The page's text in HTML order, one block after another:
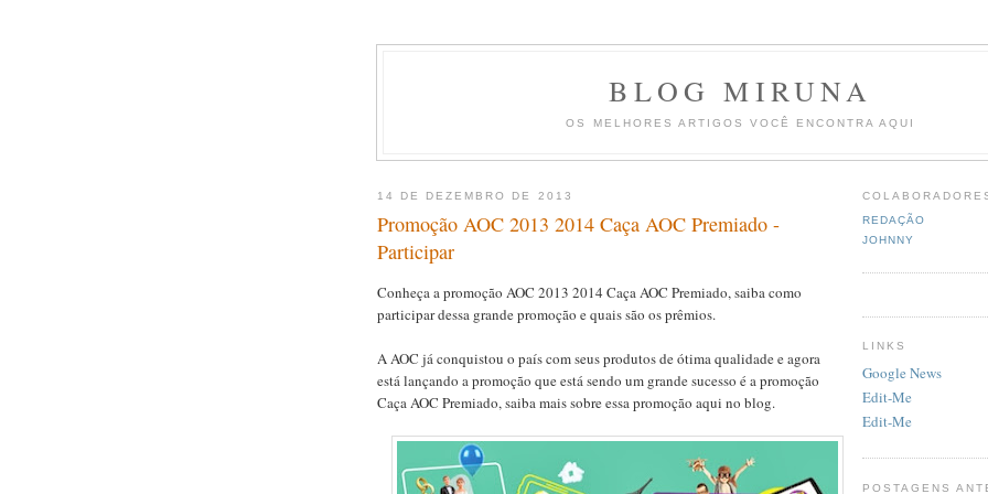
BLOG MIRUNA
OS MELHORES ARTIGOS VOCÊ ENCONTRA AQUI
14 DE DEZEMBRO DE 2013
Promoção AOC 2013 2014 Caça AOC Premiado -
Participar
Conheça a promoção AOC 2013 2014 Caça AOC Premiado, saiba como
participar dessa grande promoção e quais são os prêmios.
A AOC já conquistou o país com seus produtos de ótima qualidade e agora
está lançando a promoção que está sendo um grande sucesso é a promoção
Caça AOC Premiado, saiba mais sobre essa promoção aqui no blog.
REDAÇÃO
JOHNNY
LINKS
Google News
Edit-Me
Edit-Me
POSTAGENS